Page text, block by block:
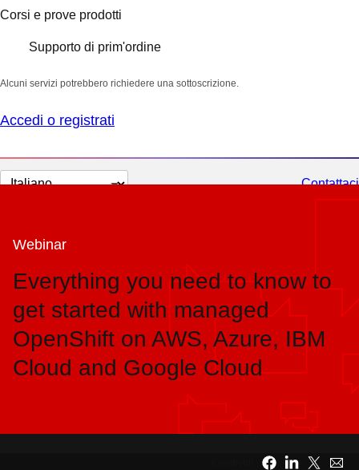
Corsi e prove prodotti
Supporto di prim'ordine
Alcuni servizi potrebbero richiedere una sottoscrizione.
Accedi o registrati
Cambia
Contattaci
Webinar
Everything you need to know to
get started with managed
OpenShift on AWS, Azure, IBM
Cloud and Google Cloud